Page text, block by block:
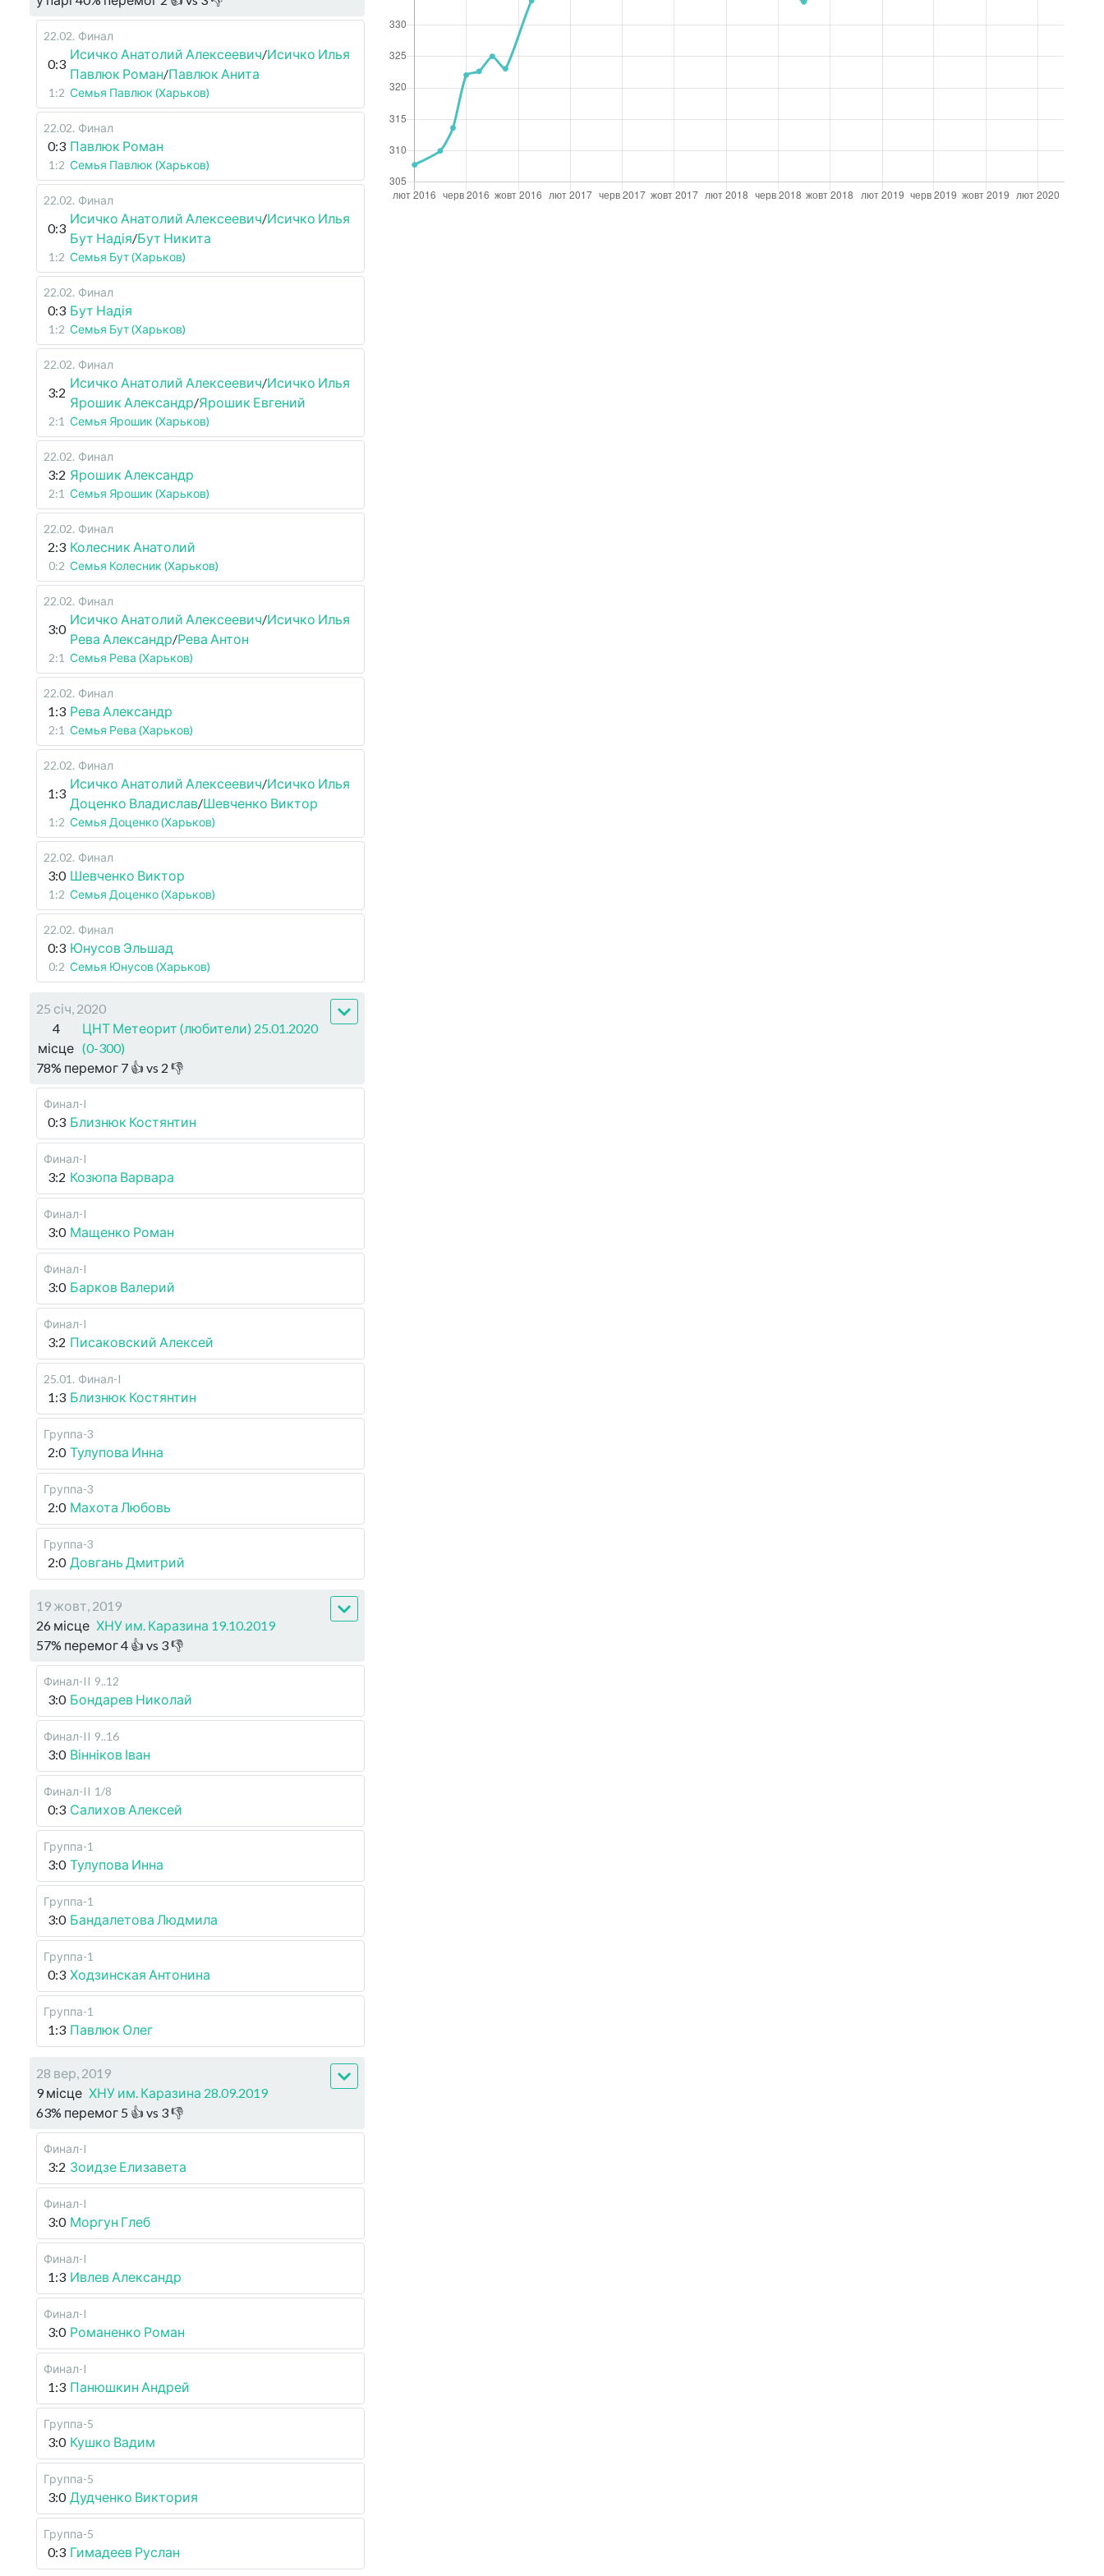
22.02. Финал
0:3
Исичко Анатолий Алексеевич/Исичко Илья
Павлюк Роман/Павлюк Анита
1:2 Семья Павлюк (Харьков)
22.02. Финал
0:3 Павлюк Роман
1:2 Семья Павлюк (Харьков)
22.02. Финал
0:3
Исичко Анатолий Алексеевич/Исичко Илья
Бут Надія/Бут Никита
1:2 Семья Бут (Харьков)
22.02. Финал
0:3 Бут Надія
1:2 Семья Бут (Харьков)
22.02. Финал
3:2
Исичко Анатолий Алексеевич/Исичко Илья
Ярошик Александр/Ярошик Евгений
2:1 Семья Ярошик (Харьков)
22.02. Финал
3:2 Ярошик Александр
2:1 Семья Ярошик (Харьков)
22.02. Финал
2:3 Колесник Анатолий
0:2 Семья Колесник (Харьков)
22.02. Финал
3:0
Исичко Анатолий Алексеевич/Исичко Илья
Рева Александр/Рева Антон
2:1 Семья Рева (Харьков)
22.02. Финал
1:3 Рева Александр
2:1 Семья Рева (Харьков)
22.02. Финал
1:3
Исичко Анатолий Алексеевич/Исичко Илья
Доценко Владислав/Шевченко Виктор
1:2 Семья Доценко (Харьков)
22.02. Финал
3:0 Шевченко Виктор
1:2 Семья Доценко (Харьков)
22.02. Финал
0:3 Юнусов Эльшад
0:2 Семья Юнусов (Харьков)
25 січ, 2020
4
місце
ЦНТ Метеорит (любители) 25.01.2020
(0-300)
78% перемог 7 👍 vs 2 👎
Финал-I
0:3 Близнюк Костянтин
Финал-I
3:2 Козюпа Варвара
Финал-I
3:0 Мащенко Роман
Финал-I
3:0 Барков Валерий
Финал-I
3:2 Писаковский Алексей
25.01 . Финал-I
1:3 Близнюк Костянтин
Группа-3
2:0 Тулупова Инна
Группа-3
2:0 Махота Любовь
Группа-3
2:0 Довгань Дмитрий
19 жовт, 2019
26 місце ХНУ им. Каразина 19.10.2019
57% перемог4 👍 vs 3👎
Финал-II 9..12
3:0 Бондарев Николай
Финал-II 9..16
3:0 Вінніков Іван
Финал-II 1/8
0:3 Салихов Алексей
Группа-1
3:0 Тулупова Инна
Группа-1
3:0 Бандалетова Людмила
Группа-1
0:3 Ходзинская Антонина
Группа-1
1:3 Павлюк Олег
28 вер, 2019
9 місце ХНУ им. Каразина 28.09.2019
63% перемог 5 👍 vs 3👎
Финал-I
3:2 Зоидзе Елизавета
Финал-I
3:0 Моргун Глеб
Финал-I
1:3 Ивлев Александр
Финал-I
3:0 Романенко Роман
Финал-I
1:3 Панюшкин Андрей
Группа-5
3:0 Кушко Вадим
Группа-5
3:0 Дудченко Виктория
Группа-5
0:3 Гимадеев Руслан